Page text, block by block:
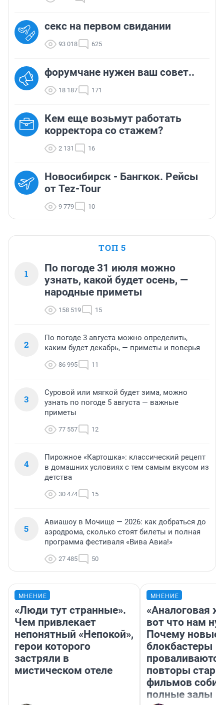
секс на первом свидании
93 018 625
форумчане нужен ваш совет..
18 187 171
Кем еще возьмут работать
корректора со стажем?
2 131 16
Новосибирск - Бангкок. Рейсы
от Tez-Tour
9 779 10
ТОП 5
1
По погоде 31 июля можно
узнать, какой будет осень, —
народные приметы
158 519 15
2
По погоде 3 августа можно определить,
каким будет декабрь, — приметы и поверья
86 995 11
3
Суровой или мягкой будет зима, можно
узнать по погоде 5 августа — важные
приметы
77 557 12
4
Пирожное «Картошка»: классический рецепт
в домашних условиях с тем самым вкусом из
детства
30 474 15
5
Авиашоу в Мочище — 2026: как добраться до
аэродрома, сколько стоят билеты и полная
программа фестиваля «Вива Авиа!»
27 485 50
МНЕНИЕ
«Люди тут странные».
Чем привлекает
непонятный «Непокой»,
герои которого
застряли в
мистическом отеле
МНЕНИЕ
«Аналоговая
вот что нам
Почему новые
блокбастеры
повторы
фильмов
полные залы